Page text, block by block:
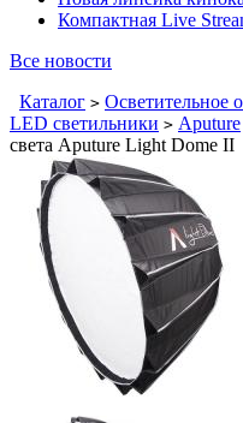
Компактная Live
Все новости
Каталог > Осветительное
LED светильники > Aputure
света Aputure Light Dome II